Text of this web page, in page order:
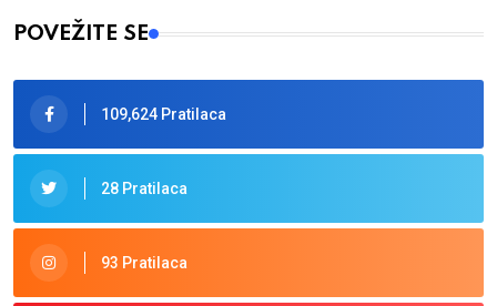
POVEŽITE SE
109,624 Pratilaca
28 Pratilaca
93 Pratilaca